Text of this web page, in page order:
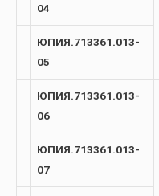
04
ЮПИЯ.713361.013-
05
ЮПИЯ.713361.013-
06
ЮПИЯ.713361.013-
07